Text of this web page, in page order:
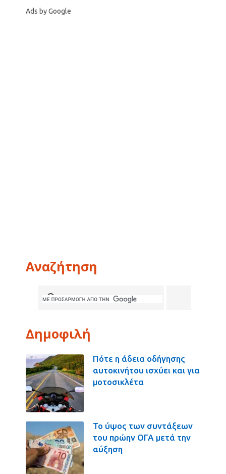
Ads by Google
Αναζήτηση
Δημοφιλή
Πότε η άδεια οδήγησης
αυτοκινήτου ισχύει και για
μοτοσικλέτα
Το ύψος των συντάξεων
του πρώην ΟΓΑ μετά την
αύξηση